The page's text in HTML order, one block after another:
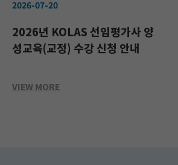
2026-07-20
2026년 KOLAS 선임평가사 양
성교육(교정) 수강 신청 안내
VIEW MORE